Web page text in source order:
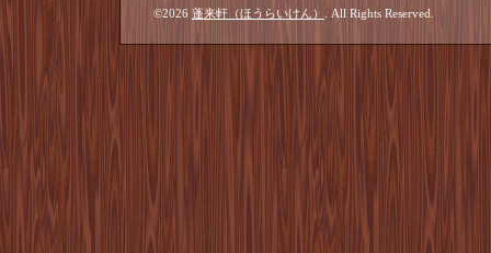
©2026 蓬来軒（ほうらいけん） . All Rights Reserved.